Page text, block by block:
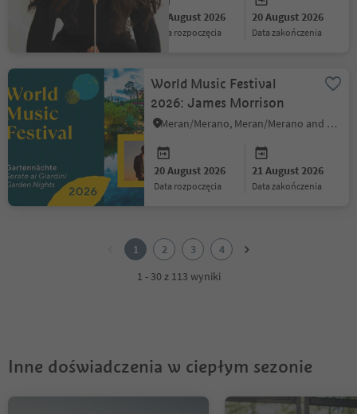
20 August 2026
data rozpoczęcia
20 August 2026
data zakończenia
World Music Festival
2026: James Morrison
Meran/Merano, Meran/Merano and environs
20 August 2026
data rozpoczęcia
21 August 2026
data zakończenia
1 2 3
4
1 - 30 z 113 wyniki
Inne doświadczenia w ciepłym sezonie